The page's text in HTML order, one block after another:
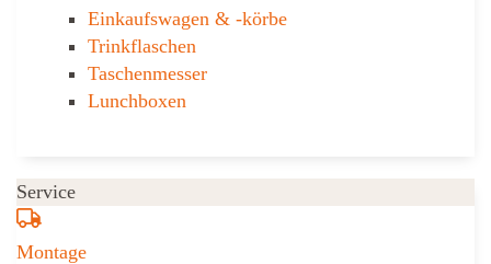
Einkaufswagen & ­-körbe
Trinkflaschen
Taschen­messer
Lunchboxen
Service
Montage